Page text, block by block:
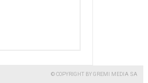
© COPYRIGHT BY GREMI MEDIA SA